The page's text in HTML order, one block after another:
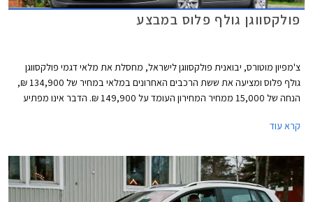
פולקסווגן גולף פלוס במבצע
צ'מפיון מוטורס, יבואנית פולקסווגן לישראל, מחסלת את מלאי דגמי פולקסווגן
גולף פלוס ומציעה את ששת הרכבים האחרונים במלאי במחיר של 134,900 ₪,
הנחה של 15,000 ממחיר המחירון העומד על 149,900 ₪. הדבר אינו מפתיע
קרא עוד